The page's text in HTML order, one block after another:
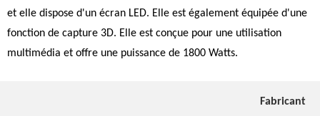
et elle dispose d'un écran LED. Elle est également équipée d'une
fonction de capture 3D. Elle est conçue pour une utilisation
multimédia et offre une puissance de 1800 Watts.
Fabricant